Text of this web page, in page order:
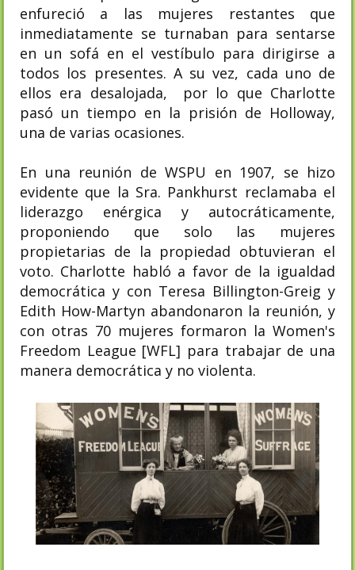
enfureció a las mujeres restantes que
inmediatamente se turnaban para sentarse
en un sofá en el vestíbulo para dirigirse a
todos los presentes. A su vez, cada uno de
ellos era desalojada, por lo que Charlotte
pasó un tiempo en la prisión de Holloway,
una de varias ocasiones.
En una reunión de WSPU en 1907, se hizo
evidente que la Sra. Pankhurst reclamaba el
liderazgo enérgica y autocráticamente,
proponiendo que solo las mujeres
propietarias de la propiedad obtuvieran el
voto. Charlotte habló a favor de la igualdad
democrática y con Teresa Billington-Greig y
Edith How-Martyn abandonaron la reunión, y
con otras 70 mujeres formaron la Women's
Freedom League [WFL] para trabajar de una
manera democrática y no violenta.